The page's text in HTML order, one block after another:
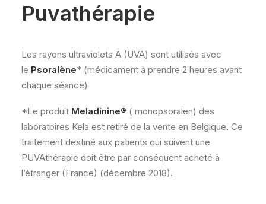
Puvathérapie
Les rayons ultraviolets A (UVA) sont utilisés avec
le Psoralène* (médicament à prendre 2 heures avant
chaque séance)
*Le produit Meladinine® ( monopsoralen) des
laboratoires Kela est retiré de la vente en Belgique. Ce
traitement destiné aux patients qui suivent une
PUVAthérapie doit être par conséquent acheté à
l’étranger (France) (décembre 2018).